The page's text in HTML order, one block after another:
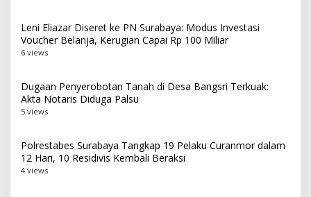
Leni Eliazar Diseret ke PN Surabaya: Modus Investasi
Voucher Belanja, Kerugian Capai Rp 100 Miliar
6 views
Dugaan Penyerobotan Tanah di Desa Bangsri Terkuak:
Akta Notaris Diduga Palsu
5 views
Polrestabes Surabaya Tangkap 19 Pelaku Curanmor dalam
12 Hari, 10 Residivis Kembali Beraksi
4 views